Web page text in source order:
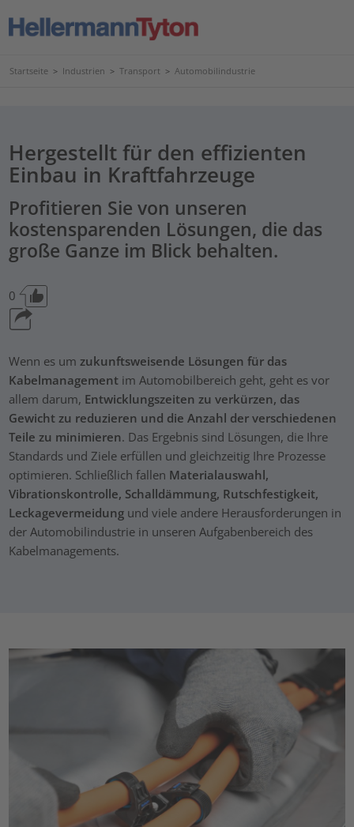
Startseite > Industrien > Transport > Automobilindustrie
Hergestellt für den effizienten
Einbau in Kraftfahrzeuge
Profitieren Sie von unseren
kostensparenden Lösungen, die das
große Ganze im Blick behalten.
0
Wenn es um zukunftsweisende Lösungen für das
Kabelmanagement im Automobilbereich geht, geht es vor
allem darum, Entwicklungszeiten zu verkürzen, das
Gewicht zu reduzieren und die Anzahl der verschiedenen
Teile zu minimieren. Das Ergebnis sind Lösungen, die Ihre
Standards und Ziele erfüllen und gleichzeitig Ihre Prozesse
optimieren. Schließlich fallen Materialauswahl,
Vibrationskontrolle, Schalldämmung, Rutschfestigkeit,
Leckagevermeidung und viele andere Herausforderungen in
der Automobilindustrie in unseren Aufgabenbereich des
Kabelmanagements.